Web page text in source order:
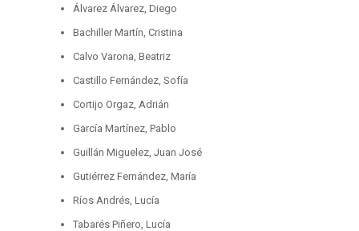
Álvarez Álvarez, Diego
Bachiller Martín, Cristina
Calvo Varona, Beatriz
Castillo Fernández, Sofía
Cortijo Orgaz, Adrián
García Martínez, Pablo
Guillán Miguelez, Juan José
Gutiérrez Fernández, María
Ríos Andrés, Lucía
Tabarés Piñero, Lucía